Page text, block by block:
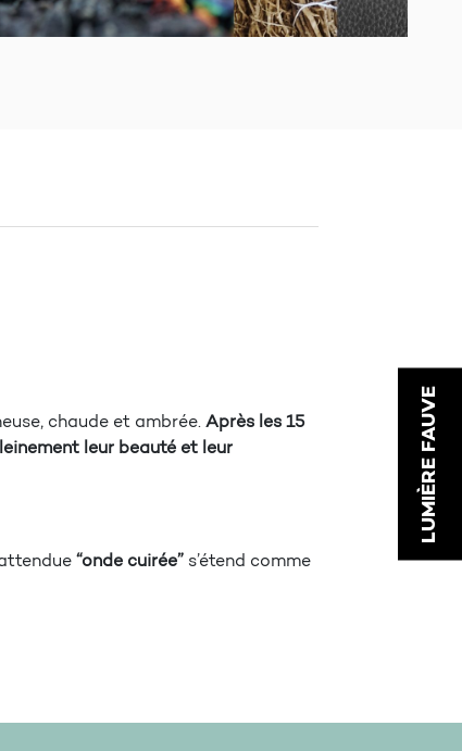
LUMIÈRE FAUVE
chaude et ambrée. Après les 15
leur beauté et leur
“onde cuirée” s’étend comme